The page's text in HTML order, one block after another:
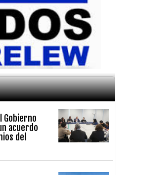
Gobierno
acuerdo
del